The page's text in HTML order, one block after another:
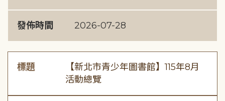
發佈時間 2026-07-28
標題
【新北市青少年圖書館】115年8月
活動總覽